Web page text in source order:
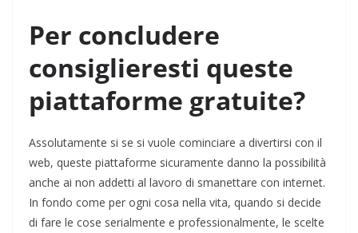
Per concludere
consiglieresti queste
piattaforme gratuite?
Assolutamente si se si vuole cominciare a divertirsi con il
web, queste piattaforme sicuramente danno la possibilità
anche ai non addetti al lavoro di smanettare con internet.
In fondo come per ogni cosa nella vita, quando si decide
di fare le cose serialmente e professionalmente, le scelte